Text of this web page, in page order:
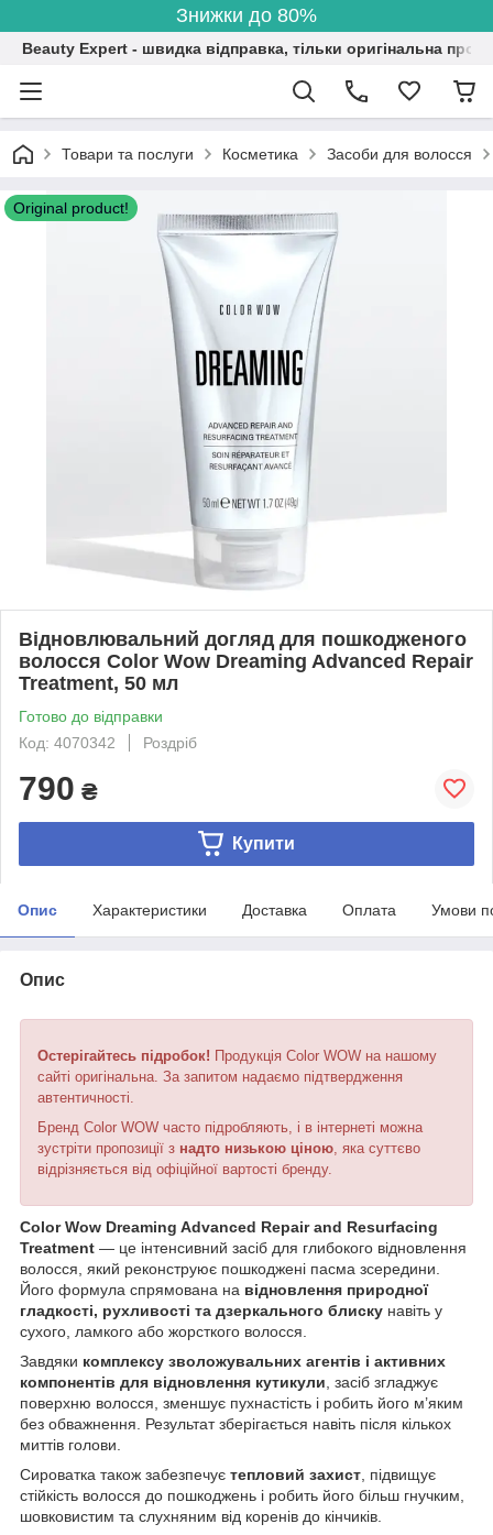
Знижки до 80%
Beauty Expert - швидка відправка, тільки оригінальна
Товари та послуги Косметика Засоби для волосся
Original product!
Відновлювальний догляд для пошкодженого
волосся Color Wow Dreaming Advanced Repair
Treatment, 50 мл
Готово до відправки
Код: 4070342
Роздріб
790 ₴
Купити
Опис Характеристики Доставка Оплата Умови
Опис
Остерігайтесь підробок! Продукція Color WOW на нашому
сайті оригінальна. За запитом надаємо підтвердження
автентичності.
Бренд Color WOW часто підробляють, і в інтернеті можна
зустріти пропозиції з надто низькою ціною , яка суттєво
відрізняється від офіційної вартості бренду.
Color Wow Dreaming Advanced Repair and Resurfacing
Treatment — це інтенсивний засіб для глибокого відновлення
волосся, який реконструює пошкоджені пасма зсередини.
Його формула спрямована на відновлення природної
гладкості, рухливості та дзеркального блиску навіть у
сухого, ламкого або жорсткого волосся.
Завдяки комплексу зволожувальних агентів і активних
компонентів для відновлення кутикули , засіб згладжує
поверхню волосся, зменшує пухнастість і робить його м’яким
без обважнення. Результат зберігається навіть після кількох
миттів голови.
Сироватка також забезпечує тепловий захист , підвищує
стійкість волосся до пошкоджень і робить його більш гнучким,
шовковистим та слухняним від коренів до кінчиків.